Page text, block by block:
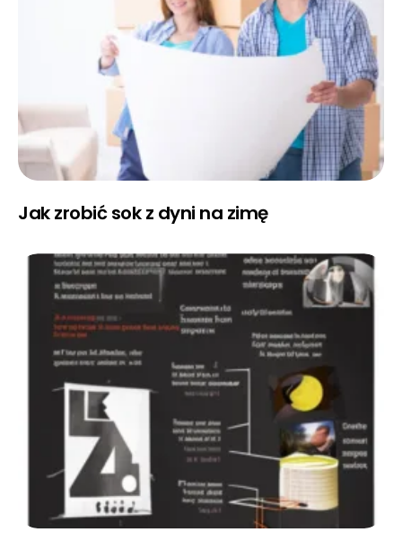
Jak zrobić sok z dyni na zimę